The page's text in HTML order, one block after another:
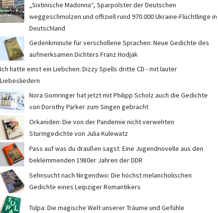
„Sixtinische Madonna“, Sparpolster der Deutschen
weggeschmolzen und offiziell rund 970.000 Ukraine-Flüchtlinge in
Deutschland
Gedenkminute für verschollene Sprachen: Neue Gedichte des
aufmerksamen Dichters Franz Hodjak
Ich hatte einst ein Liebchen: Dizzy Spells dritte CD - mit lauter
Liebesliedern
Nora Gomringer hat jetzt mit Philipp Scholz auch die Gedichte
von Dorothy Parker zum Singen gebracht
Orkaniden: Die von der Pandemie nicht verwehten
Sturmgedichte von Julia Kulewatz
Pass auf was du draußen sagst: Eine Jugendnovelle aus den
beklemmenden 1980er Jahren der DDR
Sehnsucht nach Nirgendwo: Die höchst melancholischen
Gedichte eines Leipziger Romantikers
Tulpa: Die magische Welt unserer Träume und Gefühle